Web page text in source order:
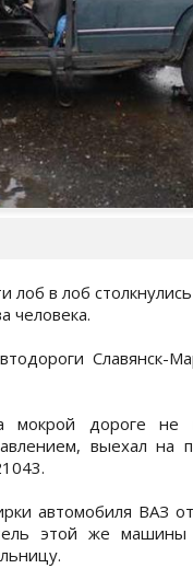
лоб в лоб
человека.
Славянск-
дороге не
выехал на
автомобиля ВАЗ
этой же